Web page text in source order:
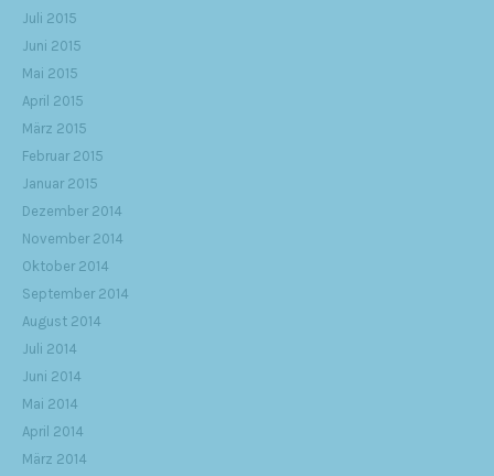
Juli 2015
Juni 2015
Mai 2015
April 2015
März 2015
Februar 2015
Januar 2015
Dezember 2014
November 2014
Oktober 2014
September 2014
August 2014
Juli 2014
Juni 2014
Mai 2014
April 2014
März 2014